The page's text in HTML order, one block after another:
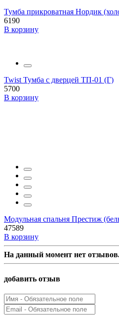
Тумба прикроватная Нордик
6190
В корзину
Twist Тумба с дверцей ТП-01 (Г)
5700
В корзину
Модульная спальня Престиж
47589
В корзину
На данный момент нет
добавить отзыв